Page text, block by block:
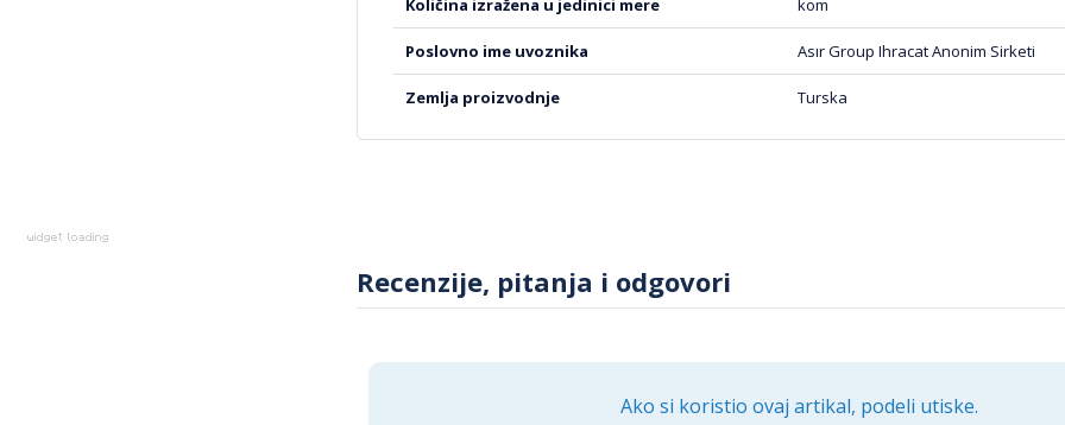
količina izražena u jedinici mere kom
poslovno ime uvoznika Asır Group Ihracat Anonim Sirketi
zemlja proizvodnje Turska
Recenzije, pitanja i odgovori
Ako si koristio ovaj artikal, podeli utiske.